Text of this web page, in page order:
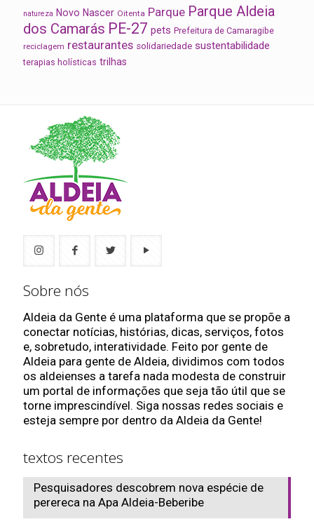
natureza Novo Nascer Oitenta Parque Parque Aldeia
dos Camarás PE-27 pets Prefeitura de Camaragibe
reciclagem restaurantes solidariedade sustentabilidade
terapias holísticas trilhas
Sobre nós
Aldeia da Gente é uma plataforma que se propõe a
conectar notícias, histórias, dicas, serviços, fotos
e, sobretudo, interatividade. Feito por gente de
Aldeia para gente de Aldeia, dividimos com todos
os aldeienses a tarefa nada modesta de construir
um portal de informações que seja tão útil que se
torne imprescindível. Siga nossas redes sociais e
esteja sempre por dentro da Aldeia da Gente!
textos recentes
Pesquisadores descobrem nova espécie de
perereca na Apa Aldeia-Beberibe